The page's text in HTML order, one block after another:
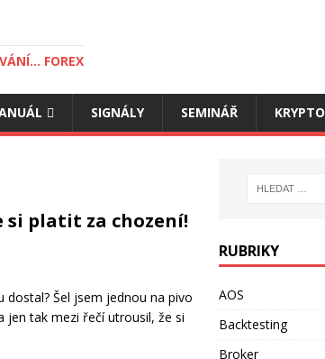
FOREX
SIGNÁLY SEMINÁŘ KRYPTO
si platit za chození!
dostal? Šel jsem jednou na pivo
jen tak mezi řečí utrousil, že si
RUBRIKY
AOS
Backtesting
Broker